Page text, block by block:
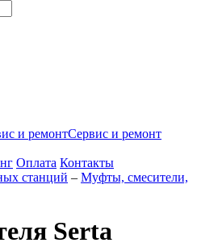
Сервис и ремонт
Оплата Контакты
станций – Муфты, смесители,
Serta